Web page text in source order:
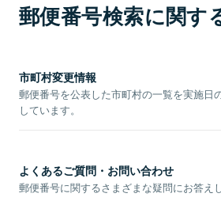
郵便番号検索に関す
市町村変更情報
郵便番号を公表した市町村の一覧を実施日
しています。
よくあるご質問・お問い合わせ
郵便番号に関するさまざまな疑問にお答えし